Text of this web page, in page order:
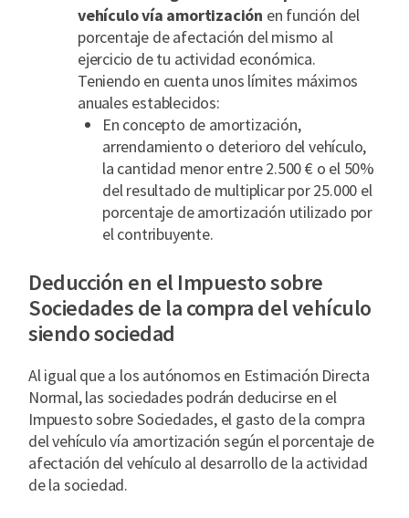
vehículo vía amortización en función del
porcentaje de afectación del mismo al
ejercicio de tu actividad económica.
Teniendo en cuenta unos límites máximos
anuales establecidos:
En concepto de amortización,
arrendamiento o deterioro del vehículo,
la cantidad menor entre 2.500 € o el 50%
del resultado de multiplicar por 25.000 el
porcentaje de amortización utilizado por
el contribuyente.
Deducción en el Impuesto sobre
Sociedades de la compra del vehículo
siendo sociedad
Al igual que a los autónomos en Estimación Directa
Normal, las sociedades podrán deducirse en el
Impuesto sobre Sociedades, el gasto de la compra
del vehículo vía amortización según el porcentaje de
afectación del vehículo al desarrollo de la actividad
de la sociedad.